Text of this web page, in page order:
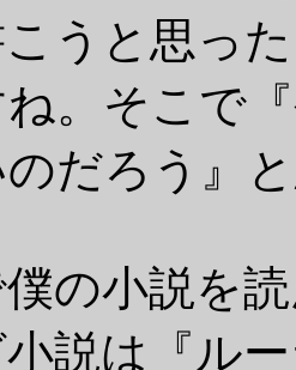
うと思っ
。そこで
だろう』
の小説を
説は『ル